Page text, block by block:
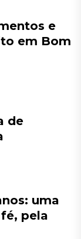
e
em Bom
de
uma
pela